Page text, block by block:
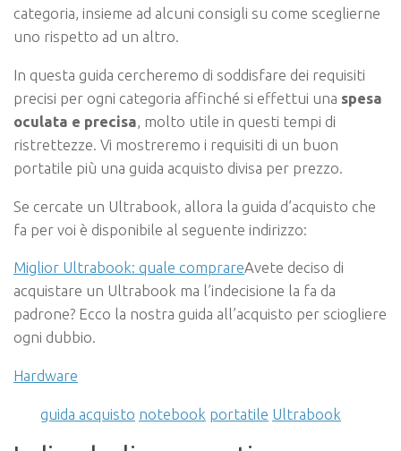
categoria, insieme ad alcuni consigli su come sceglierne
uno rispetto ad un altro.
In questa guida cercheremo di soddisfare dei requisiti
precisi per ogni categoria affinché si effettui una spesa
oculata e precisa, molto utile in questi tempi di
ristrettezze. Vi mostreremo i requisiti di un buon
portatile più una guida acquisto divisa per prezzo.
Se cercate un Ultrabook, allora la guida d’acquisto che
fa per voi è disponibile al seguente indirizzo:
Miglior Ultrabook: quale comprareAvete deciso di
acquistare un Ultrabook ma l’indecisione la fa da
padrone? Ecco la nostra guida all’acquisto per sciogliere
ogni dubbio.
Hardware
guida acquisto notebook portatile Ultrabook